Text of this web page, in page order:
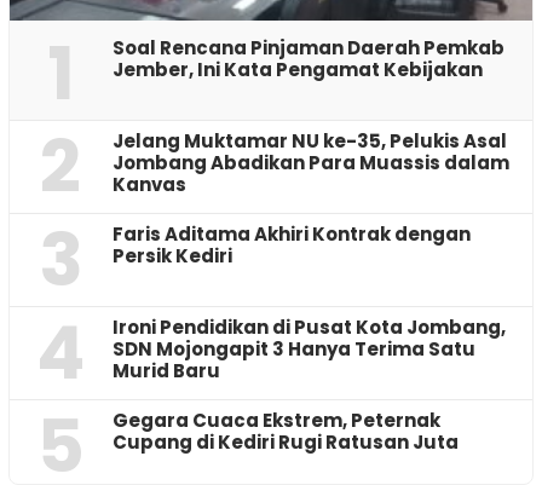
1
‎Soal Rencana Pinjaman Daerah Pemkab
Jember, Ini Kata Pengamat Kebijakan ‎
2
Jelang Muktamar NU ke-35, Pelukis Asal
Jombang Abadikan Para Muassis dalam
Kanvas
3
Faris Aditama Akhiri Kontrak dengan
Persik Kediri
4
Ironi Pendidikan di Pusat Kota Jombang,
SDN Mojongapit 3 Hanya Terima Satu
Murid Baru
5
‎Gegara Cuaca Ekstrem, Peternak
Cupang di Kediri Rugi Ratusan Juta